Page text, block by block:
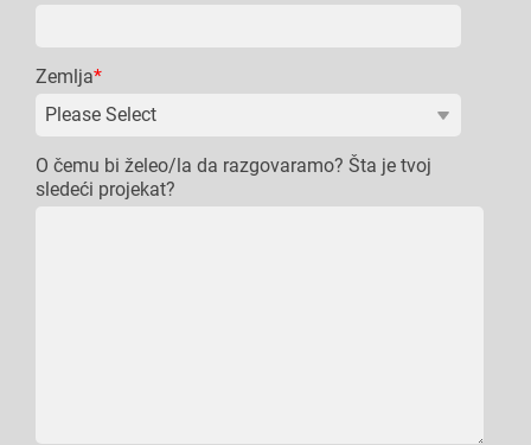
Zemlja*
O čemu bi želeo/la da razgovaramo? Šta je tvoj
sledeći projekat?